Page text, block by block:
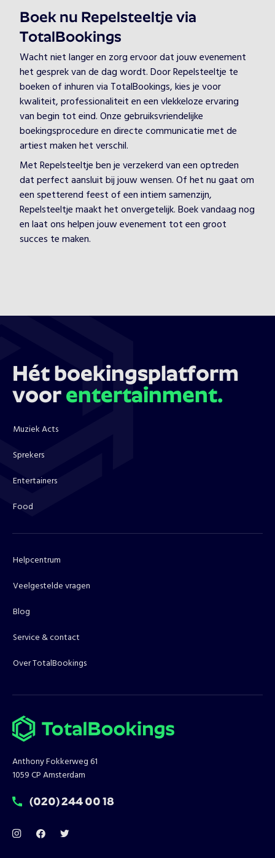
Boek nu Repelsteeltje via
TotalBookings
Wacht niet langer en zorg ervoor dat jouw evenement
het gesprek van de dag wordt. Door Repelsteeltje te
boeken of inhuren via TotalBookings, kies je voor
kwaliteit, professionaliteit en een vlekkeloze ervaring
van begin tot eind. Onze gebruiksvriendelijke
boekingsprocedure en directe communicatie met de
artiest maken het verschil.
Met Repelsteeltje ben je verzekerd van een optreden
dat perfect aansluit bij jouw wensen. Of het nu gaat om
een spetterend feest of een intiem samenzijn,
Repelsteeltje maakt het onvergetelijk. Boek vandaag nog
en laat ons helpen jouw evenement tot een groot
succes te maken.
Hét boekingsplatform
voor entertainment.
Muziek Acts
Sprekers
Entertainers
Food
Helpcentrum
Veelgestelde vragen
Blog
Service & contact
Over TotalBookings
Anthony Fokkerweg 61
1059 CP Amsterdam
T:
(020) 244 00 18